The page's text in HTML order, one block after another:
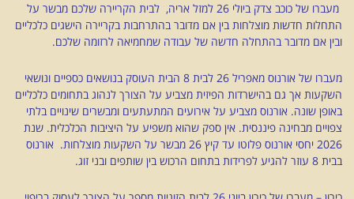
מעברו של כוכב צדק ביולי 26 למזל אריה, לבית הקריירה שלכם מבשר על
התחלות חדשות מוצלחות בין אם מדובר בהתרחבות בקריירה הישגים כלכליים
ובין אם מדובר בהתחלה חדשה של עבודה שמחמיאה לרזומה שלכם.
מעברו של אורנוס מאפריל 26 לבית 8 הבית העוסק בנושאים כספיים ונושאי
השקעות אך גם בהישרדות הפיזית מצביע על הצורך לנהוג בתחומים כלכליים
באופן שונה. אורנוס מצביע על אירועים המתעתעים ומבשרים שינויים בלתי
צפויים מבחינה פיננסית. אין ספק שהוא משפיע על היציבות הכלכלית. שנת
2026 יחסי אורנוס פלוטו עד קיץ 26 מבשר על השקעות מוצלחות. אורנוס
בבית 8 עוזר להגיע לפרידות בתחום הרכוש בין שותפים ובני זוג.